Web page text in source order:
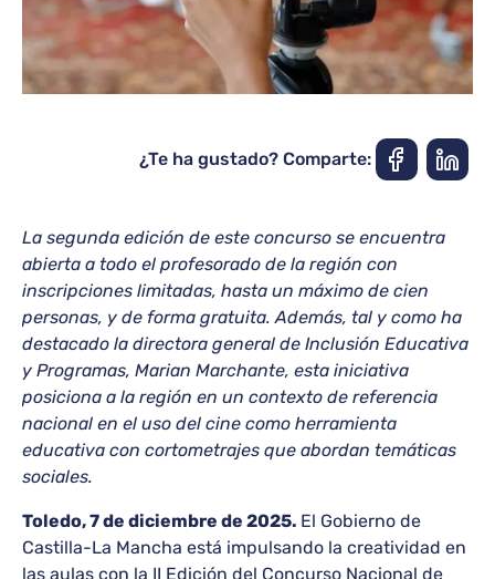
¿Te ha gustado? Comparte:
La segunda edición de este concurso se encuentra
abierta a todo el profesorado de la región con
inscripciones limitadas, hasta un máximo de cien
personas, y de forma gratuita. Además, tal y como ha
destacado la directora general de Inclusión Educativa
y Programas, Marian Marchante, esta iniciativa
posiciona a la región en un contexto de referencia
nacional en el uso del cine como herramienta
educativa con cortometrajes que abordan temáticas
sociales.
Toledo, 7 de diciembre de 2025. El Gobierno de
Castilla-La Mancha está impulsando la creatividad en
las aulas con la II Edición del Concurso Nacional de